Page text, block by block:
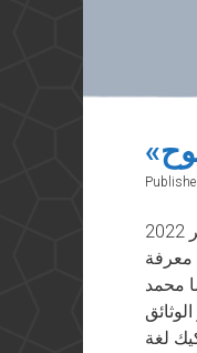
عرض لكتاب “السعي للعدالة” بقلم محمود الورداني، نُشر في مدى مصر بتاريخ 19 سبتمبر 2022
معرفة
محمد
لغة